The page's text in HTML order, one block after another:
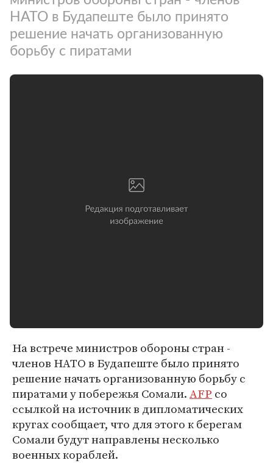
НАТО в Будапеште было принято
решение начать организованную
борьбу с пиратами
На встрече министров обороны стран -
членов НАТО в Будапеште было принято
решение начать организованную борьбу с
пиратами у побережья Сомали.AFP со
ссылкой на источник в дипломатических
кругах сообщает, что для этого к берегам
Сомали будут направлены несколько
военных кораблей.